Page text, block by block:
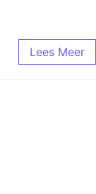
Lees Meer